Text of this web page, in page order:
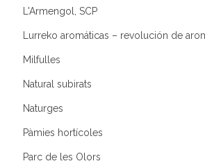
L'Armengol, SCP
Lurreko aromáticas – revolución de
Milfulles
Natural subirats
Naturges
Pàmies hortícoles
Parc de les Olors